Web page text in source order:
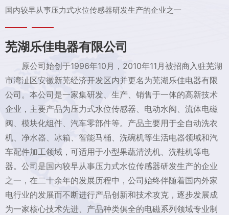
国内较早从事压力式水位传感器研发生产的企业之一
芜湖乐佳电器有限公司
原公司始创于1996年10月，2010年11月被招商入驻芜湖
市湾沚区安徽新芜经济开发区内并更名为芜湖乐佳电器有限
公司。本公司是一家集研发、生产、销售于一体的高新技术
企业，主要产品为压力式水位传感器、电动水阀、流体电磁
阀、模块化组件、汽车零部件等。产品主要用于全自动洗衣
机、净水器、冰箱、智能马桶、洗碗机等生活电器领域和汽
车配件加工领域，可适用于小型果蔬清洗机、洗鞋机等电
器。公司是国内较早从事压力式水位传感器研发生产的企业
之一，在二十余年的发展历程中，公司始终伴随着国内外家
电行业的发展而不断进行产品创新和技术攻克，逐步发展成
为一家核心技术先进、产品种类俱全的电磁系列领域专业制